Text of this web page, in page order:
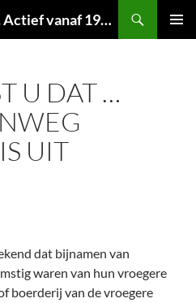
Geschiedenis Melderslo. Actief vanaf 1973!
U DAT …
UIT
dat bijnamen van
waren van hun vroegere
boerderij van de vroegere